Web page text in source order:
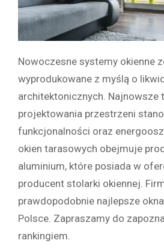
Nowoczesne systemy okienne
wyprodukowane z myślą o
architektonicznych. Najnowsze
projektowania przestrzeni
funkcjonalności oraz
okien tarasowych obejmuje
aluminium, które posiada w
producent stolarki okiennej.
prawdopodobnie najlepsze
Polsce. Zapraszamy do
rankingiem.